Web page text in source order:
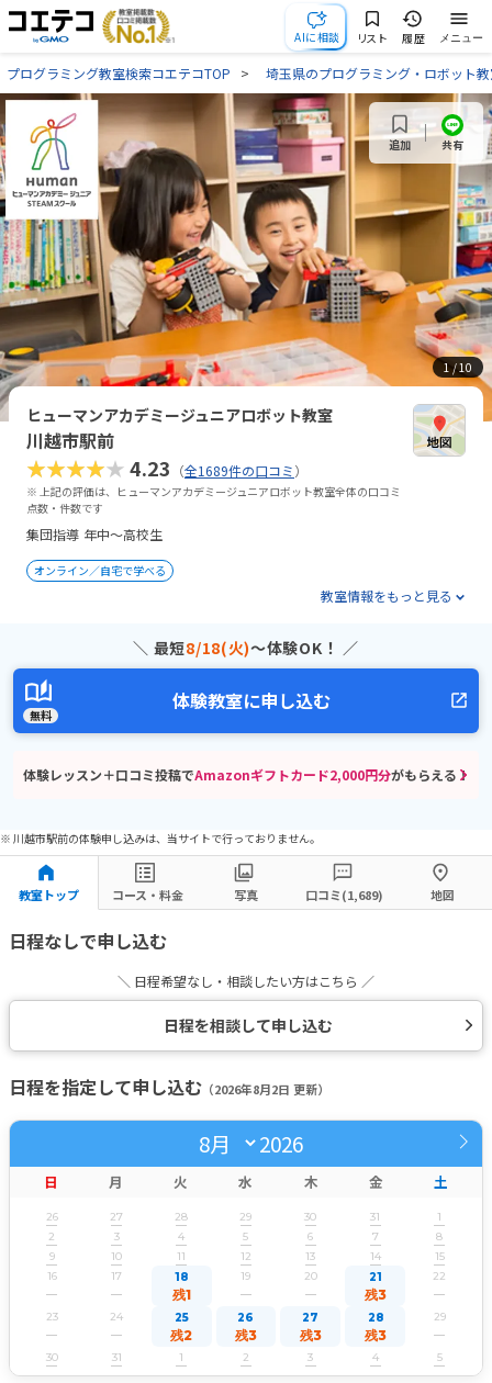
AIに相談 リスト 履歴 メニュー
プログラミング教室検索コエテコTOP 埼玉県のプログラミング・ロボット
1/ 10
追加 共有
ヒューマンアカデミージュニアロボット教室
川越市駅前
★★★★★4.23 （全1689件の口コミ）
※ 上記の評価は、ヒューマンアカデミージュニアロボット教室全体の口コミ
点数・件数です
集団指導 年中～高校生
オンライン／自宅で学べる
教室情報をもっと見る
＼ 最短8/18(火)〜体験OK！ ／
無料
体験教室に申し込む
体験レッスン＋口コミ投稿でAmazonギフトカード2,000円分がもらえる！
※ 川越市駅前の体験申し込みは、当サイトで行っておりません。
教室トップ コース・料金 写真 口コミ(1,689) 地図
日程なしで申し込む
＼ 日程希望なし・相談したい方はこちら ／
日程を相談して申し込む
日程を指定して申し込む （2026年8月2日 更新）
2026
日 月 火 水 木 金 土
26 27 28 29 30 31
1
2
3 4 5 6 7
8
9
10 11 12 13 14
15
16
17 18
残1
19 20 21
残3
22
23 24 25
残2
26
残3
27
残3
28
残3
29
30 31 1 2 3 4 5